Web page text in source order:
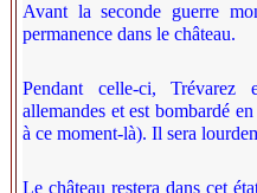
Avant la seconde guerre
permanence dans le château.
Pendant celle-ci, Trévarez
allemandes et est bombardé
à ce moment-là). Il sera
Le château restera dans cet